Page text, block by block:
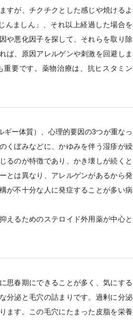
すが、チクチクとした感じや焼けるよ
んましん」、それ以上経過した場合を
や悪化因子を探して、それらを取り除
ば、原因アレルゲンや刺激を回避しま
要です。薬物治療は、抗ヒスタミン
ー体質）、心理的要因の3つが重なっ
くぼみなどに、かゆみを伴う湿疹が繰
るのが特徴であり、かき壊しが続くと
とは異なり、アレルゲンがあるから発
が不十分な人に発症することが多い病
えるためのステロイド外用薬が中心と
思春期にできることが多く、気にする
分泌と毛穴の詰まりです。過剰に分泌
ます。この毛穴にたまった皮脂を栄養